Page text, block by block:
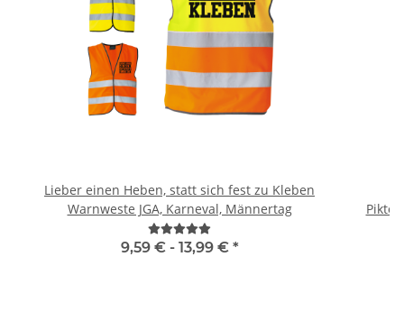
Lieber einen Heben, statt sich fest zu Kleben
Warnweste JGA, Karneval, Männertag
9,59 € - 13,99 € *